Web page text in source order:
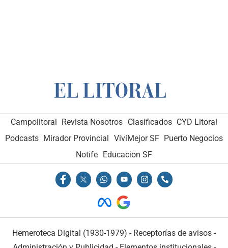
Campolitoral Revista Nosotros Clasificados CYD Litoral
Podcasts Mirador Provincial VivíMejor SF Puerto Negocios
Notife
Educacion SF
Hemeroteca Digital (1930-1979) - Receptorías de avisos -